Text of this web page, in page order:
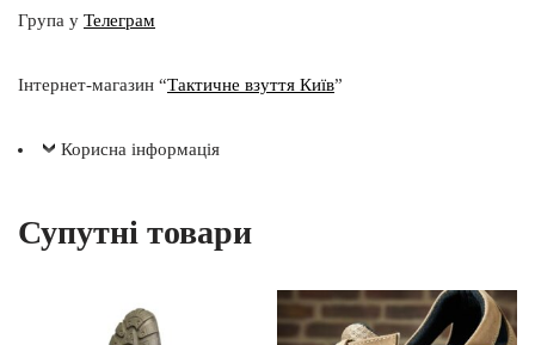
Група у Телеграм
Інтернет-магазин “Тактичне взуття Київ”
Корисна інформація
Супутні товари